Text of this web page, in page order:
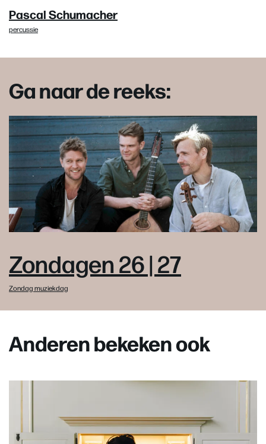
Pascal Schumacher
percussie
Ga naar de reeks:
Zondagen 26 | 27
Zondag muziekdag
Anderen bekeken ook